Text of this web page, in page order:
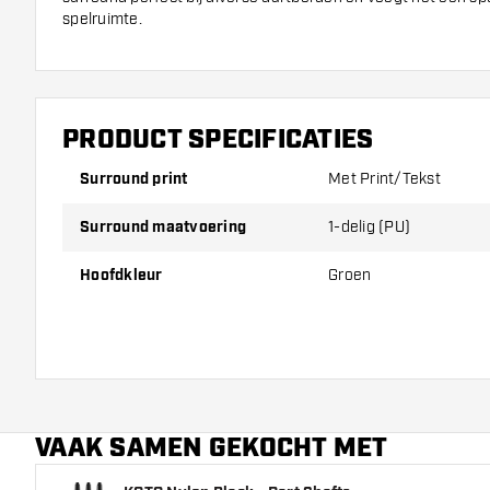
spelruimte.
Dankzij de 1-delige uitvoering is deze dartbord surround
verzekerd bent van een perfecte pasvorm. Zo kun je snel en
PRODUCT SPECIFICATIES
Surround print Met Print/Tekst
Surround maatvoering 1-delig (PU)
Hoofdkleur Groen
VAAK SAMEN GEKOCHT MET